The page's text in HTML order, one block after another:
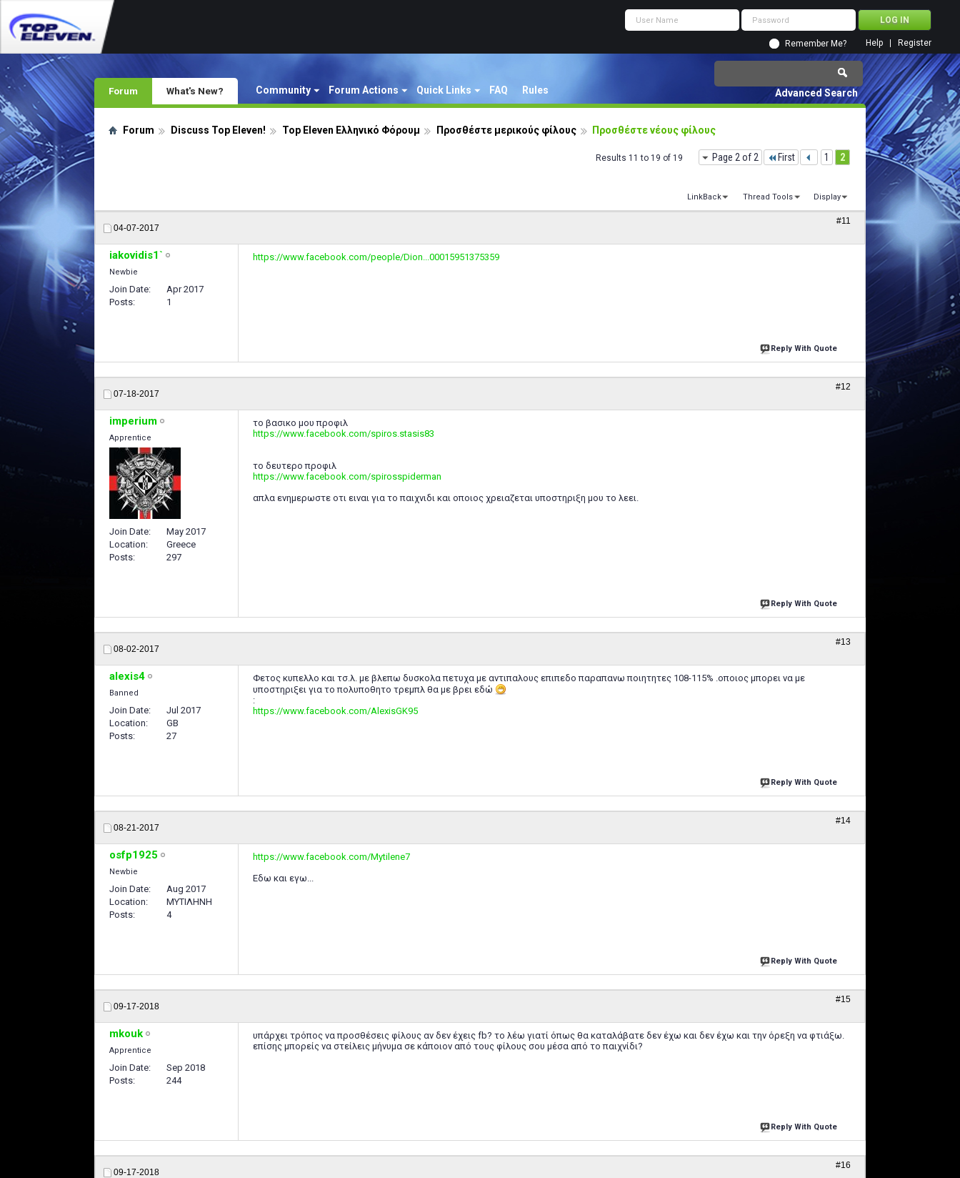
Remember Me? Register
Help
Forum Community Forum Actions Quick Links FAQ Rules
What's New? Advanced Search
Forum Discuss Top Eleven! Top Eleven Ελληνικό Φόρουμ Προσθέστε μερικούς φίλους Προσθέστε νέους φίλους
Page 2 of 2 First 1 2
Results 11 to 19 of 19
LinkBack Thread Tools Display
04-07-2017
#11
iakovidis1`
Newbie
Join Date
Apr 2017
Posts
1
https://www.facebook.com/people/Dion...00015951375359
Reply With Quote
07-18-2017
#12
imperium
Apprentice
Join Date
May 2017
Location
Greece
Posts
297
το βασικο μου προφιλ
https://www.facebook.com/spiros.stasis83
το δευτερο προφιλ
https://www.facebook.com/spirosspiderman
απλα ενημερωστε οτι ειναι για το παιχνιδι και οποιος χρειαζεται υποστηριξη μου το λεει.
Reply With Quote
08-02-2017
#13
alexis4
Banned
Join Date
Jul 2017
Location
GB
Posts
27
Φετος κυπελλο και τσ.λ. με βλεπω δυσκολα πετυχα με αντιπαλους επιπεδο παραπανω ποιητητες 108-115% .οποιος μπορει να με
υποστηριξει για το πολυποθητο τρεμπλ θα με βρει εδώ
:
https://www.facebook.com/AlexisGK95
Reply With Quote
08-21-2017
#14
osfp1925
Newbie
Join Date
Aug 2017
Location
ΜΥΤΙΛΗΝΗ
Posts
4
https://www.facebook.com/Mytilene7
Εδω και εγω...
Reply With Quote
09-17-2018
#15
mkouk
Apprentice
Join Date
Sep 2018
Posts
244
υπάρχει τρόπος να προσθέσεις φίλους αν δεν έχεις fb? το λέω γιατί όπως θα καταλάβατε δεν έχω και δεν έχω και την όρεξη να φτιάξω.
επίσης μπορείς να στείλεις μήνυμα σε κάποιον από τους φίλους σου μέσα από το παιχνίδι?
Reply With Quote
09-17-2018
#16